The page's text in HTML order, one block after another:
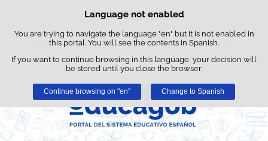
Cookie Policy
This website uses its own cookies to facilitate browsing and third-
party cookies to obtain usage and satisfaction statistics.
You can get more information in the "Cookies" section of ourlegal
notice.
Accept Reject
Language not enabled
You are trying to navigate the language "en" but it is not enabled in
this portal. You will see the contents in Spanish.
If you want to continue browsing in this language, your decision will
be stored until you close the browser.
Continue browsing on "en" Change to Spanish
Skip to content